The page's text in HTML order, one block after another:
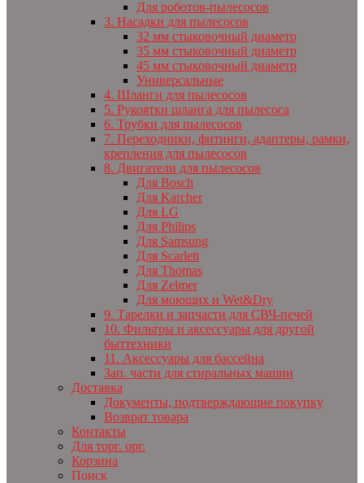
Для роботов-пылесосов
3. Насадки для пылесосов
32 мм стыковочный диаметр
35 мм стыковочный диаметр
45 мм стыковочный диаметр
Универсальные
4. Шланги для пылесосов
5. Рукоятки шланга для пылесоса
6. Трубки для пылесосов
7. Переходники, фитинги, адаптеры, рамки,
крепления для пылесосов
8. Двигатели для пылесосов
Для Bosch
Для Karcher
Для LG
Для Philips
Для Samsung
Для Scarlett
Для Thomas
Для Zelmer
Для моющих и Wet&Dry
9. Тарелки и запчасти для СВЧ-печей
10. Фильтры и аксессуары для другой
быттехники
11. Аксессуары для бассейна
Зап. части для стиральных машин
Доставка
Документы, подтверждающие покупку
Возврат товара
Контакты
Для торг. орг.
Корзина
Поиск